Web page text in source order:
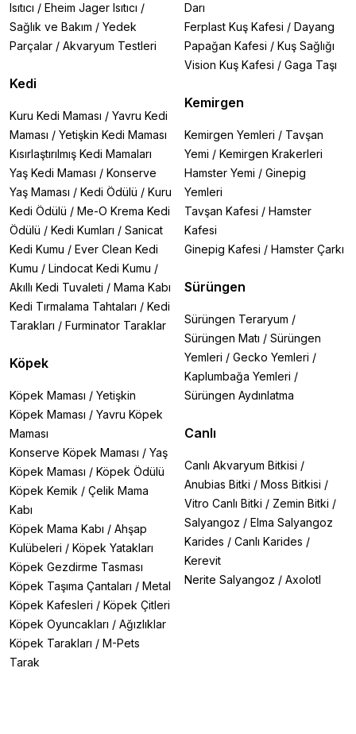
Isıtıcı / Eheim Jager Isıtıcı /
Sağlık ve Bakım / Yedek
Parçalar / Akvaryum Testleri
Kedi
Kuru Kedi Maması / Yavru Kedi
Maması / Yetişkin Kedi Maması
Kısırlaştırılmış Kedi Mamaları
Yaş Kedi Maması / Konserve
Yaş Maması / Kedi Ödülü / Kuru
Kedi Ödülü / Me-O Krema Kedi
Ödülü / Kedi Kumları / Sanicat
Kedi Kumu / Ever Clean Kedi
Kumu / Lindocat Kedi Kumu /
Akıllı Kedi Tuvaleti / Mama Kabı
Kedi Tırmalama Tahtaları / Kedi
Tarakları / Furminator Taraklar
Köpek
Köpek Maması / Yetişkin
Köpek Maması / Yavru Köpek
Maması
Konserve Köpek Maması / Yaş
Köpek Maması / Köpek Ödülü
Köpek Kemik / Çelik Mama
Kabı
Köpek Mama Kabı / Ahşap
Kulübeleri / Köpek Yatakları
Köpek Gezdirme Tasması
Köpek Taşıma Çantaları / Metal
Köpek Kafesleri / Köpek Çitleri
Köpek Oyuncakları / Ağızlıklar
Köpek Tarakları / M-Pets
Tarak
Darı
Ferplast Kuş Kafesi / Dayang
Papağan Kafesi / Kuş Sağlığı
Vision Kuş Kafesi / Gaga Taşı
Kemirgen
Kemirgen Yemleri / Tavşan
Yemi / Kemirgen Krakerleri
Hamster Yemi / Ginepig
Yemleri
Tavşan Kafesi / Hamster
Kafesi
Ginepig Kafesi / Hamster Çarkı
Sürüngen
Sürüngen Teraryum /
Sürüngen Matı / Sürüngen
Yemleri / Gecko Yemleri /
Kaplumbağa Yemleri /
Sürüngen Aydınlatma
Canlı
Canlı Akvaryum Bitkisi /
Anubias Bitki / Moss Bitkisi /
Vitro Canlı Bitki / Zemin Bitki /
Salyangoz / Elma Salyangoz
Karides / Canlı Karides /
Kerevit
Nerite Salyangoz / Axolotl